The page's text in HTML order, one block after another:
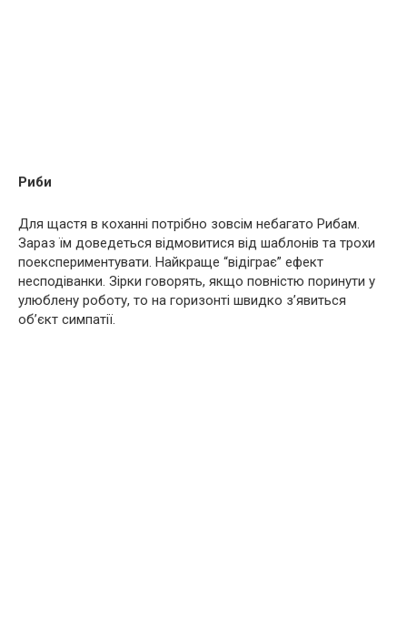
Риби
Для щастя в коханні потрібно зовсім небагато Рибам.
Зараз їм доведеться відмовитися від шаблонів та трохи
поекспериментувати. Найкраще “відіграє” ефект
несподіванки. Зірки говорять, якщо повністю поринути у
улюблену роботу, то на горизонті швидко з’явиться
об’єкт симпатії.